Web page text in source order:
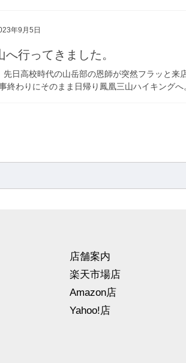
年9月5日
行ってきました。
日高校時代の山岳部の恩師が突然フラッと来
終わりにそのまま日帰り鳳凰三山ハイキング
店舗案内
楽天市場店
Amazon店
Yahoo!店